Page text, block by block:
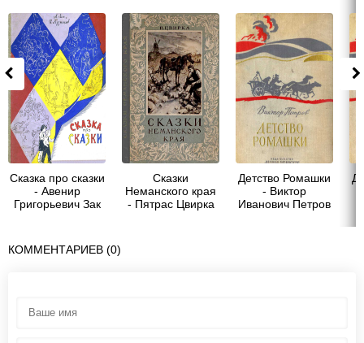
Сказка про сказки
- Авенир
Григорьевич Зак
Сказки
Неманского края
- Пятрас Цвирка
Детство Ромашки
- Виктор
Иванович Петров
КОММЕНТАРИЕВ (0)